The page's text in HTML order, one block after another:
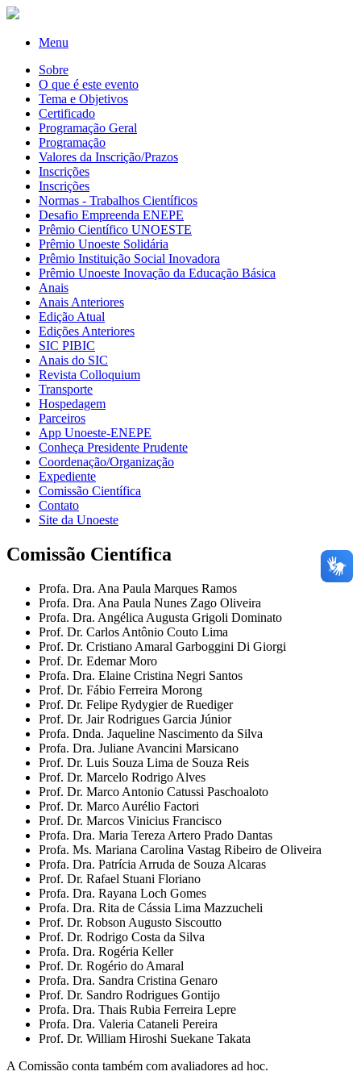
Menu
Sobre
O que é este evento
Tema e Objetivos
Certificado
Programação Geral
Programação
Valores da Inscrição/Prazos
Inscrições
Inscrições
Normas - Trabalhos Científicos
Desafio Empreenda ENEPE
Prêmio Científico UNOESTE
Prêmio Unoeste Solidária
Prêmio Instituição Social Inovadora
Prêmio Unoeste Inovação da Educação Básica
Anais
Anais Anteriores
Edição Atual
Edições Anteriores
SIC PIBIC
Anais do SIC
Revista Colloquium
Transporte
Hospedagem
Parceiros
App Unoeste-ENEPE
Conheça Presidente Prudente
Coordenação/Organização
Expediente
Comissão Científica
Contato
Site da Unoeste
Comissão Científica
Profa. Dra. Ana Paula Marques Ramos
Profa. Dra. Ana Paula Nunes Zago Oliveira
Profa. Dra. Angélica Augusta Grigoli Dominato
Prof. Dr. Carlos Antônio Couto Lima
Prof. Dr. Cristiano Amaral Garboggini Di Giorgi
Prof. Dr. Edemar Moro
Profa. Dra. Elaine Cristina Negri Santos
Prof. Dr. Fábio Ferreira Morong
Prof. Dr. Felipe Rydygier de Ruediger
Prof. Dr. Jair Rodrigues Garcia Júnior
Profa. Dnda. Jaqueline Nascimento da Silva
Profa. Dra. Juliane Avancini Marsicano
Prof. Dr. Luis Souza Lima de Souza Reis
Prof. Dr. Marcelo Rodrigo Alves
Prof. Dr. Marco Antonio Catussi Paschoaloto
Prof. Dr. Marco Aurélio Factori
Prof. Dr. Marcos Vinicius Francisco
Profa. Dra. Maria Tereza Artero Prado Dantas
Profa. Ms. Mariana Carolina Vastag Ribeiro de Oliveira
Profa. Dra. Patrícia Arruda de Souza Alcaras
Prof. Dr. Rafael Stuani Floriano
Profa. Dra. Rayana Loch Gomes
Profa. Dra. Rita de Cássia Lima Mazzucheli
Prof. Dr. Robson Augusto Siscoutto
Prof. Dr. Rodrigo Costa da Silva
Profa. Dra. Rogéria Keller
Prof. Dr. Rogério do Amaral
Profa. Dra. Sandra Cristina Genaro
Prof. Dr. Sandro Rodrigues Gontijo
Profa. Dra. Thais Rubia Ferreira Lepre
Profa. Dra. Valeria Cataneli Pereira
Prof. Dr. William Hiroshi Suekane Takata
A Comissão conta também com avaliadores ad hoc.